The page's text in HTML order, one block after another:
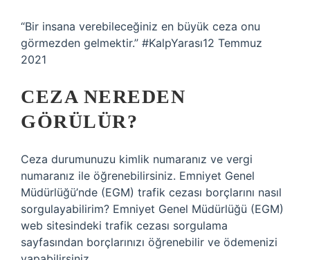
“Bir insana verebileceğiniz en büyük ceza onu
görmezden gelmektir.” #KalpYarası12 Temmuz
2021
CEZA NEREDEN
GÖRÜLÜR?
Ceza durumunuzu kimlik numaranız ve vergi
numaranız ile öğrenebilirsiniz. Emniyet Genel
Müdürlüğü’nde (EGM) trafik cezası borçlarını nasıl
sorgulayabilirim? Emniyet Genel Müdürlüğü (EGM)
web sitesindeki trafik cezası sorgulama
sayfasından borçlarınızı öğrenebilir ve ödemenizi